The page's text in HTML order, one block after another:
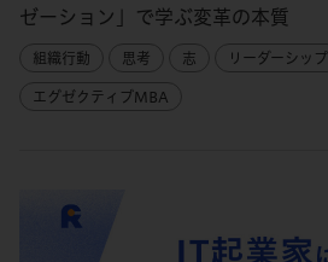
ゼーション」で学ぶ変革の本質
組織行動 思考 志 リーダーシップ
エグゼクティブMBA